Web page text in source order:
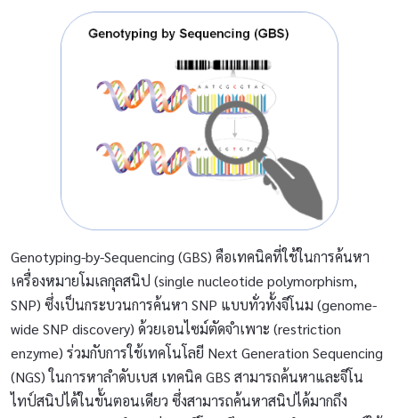
Genotyping-by-Sequencing (GBS) คือเทคนิคที่ใช้ในการค้นหา
เครื่องหมายโมเลกุลสนิป (single nucleotide polymorphism,
SNP) ซึ่งเป็นกระบวนการค้นหา SNP แบบทั่วทั้งจีโนม (genome-
wide SNP discovery) ด้วยเอนไซม์ตัดจำเพาะ (restriction
enzyme) ร่วมกับการใช้เทคโนโลยี Next Generation Sequencing
(NGS) ในการหาลำดับเบส เทคนิค GBS สามารถค้นหาและจีโน
ไทป์สนิปได้ในขั้นตอนเดียว ซึ่งสามารถค้นหาสนิปได้มากถึง